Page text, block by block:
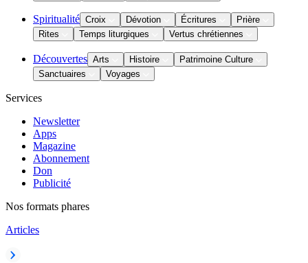
Spiritualité Croix Dévotion Écritures
Prière
Rites
Temps liturgiques Vertus chrétiennes
Découvertes Arts Histoire
Patrimoine Culture
Sanctuaires
Voyages
Services
Newsletter
Apps
Magazine
Abonnement
Don
Publicité
Nos formats phares
Articles